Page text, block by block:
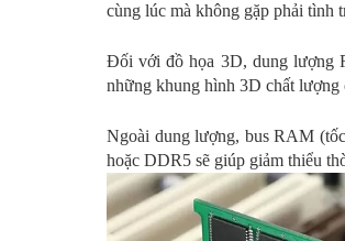
cùng lúc mà không gặp phải tình
Đối với đồ họa 3D, dung lượng
những khung hình 3D chất lượng
Ngoài dung lượng, bus RAM
hoặc DDR5 sẽ giúp giảm thiểu